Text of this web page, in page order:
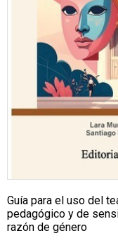
Guía para el uso del
pedagógico y de
razón de género